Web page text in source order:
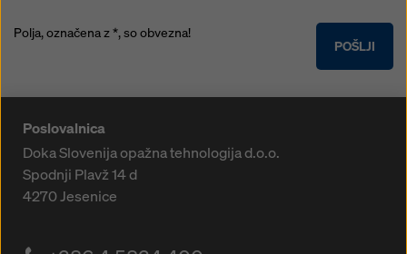
POŠLJI
Polja, označena z *, so obvezna!
Poslovalnica
Doka Slovenija opažna tehnologija d.o.o.
Spodnji Plavž 14 d
4270Jesenice